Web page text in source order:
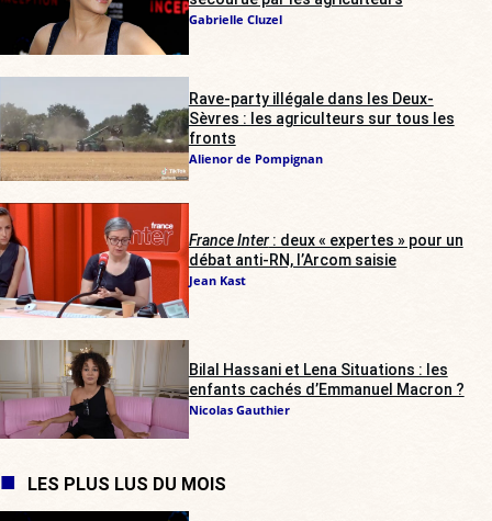
Gabrielle Cluzel
Rave-party illégale dans les Deux-
Sèvres : les agriculteurs sur tous les
fronts
Alienor de Pompignan
France Inter: deux « expertes » pour un
débat anti-RN, l’Arcom saisie
Jean Kast
Bilal Hassani et Lena Situations : les
enfants cachés d’Emmanuel Macron ?
Nicolas Gauthier
LES PLUS LUS DU MOIS